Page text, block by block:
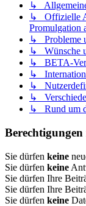
↳
↳ Offizielle
Promulgation
↳ Probleme
↳ Wünsche
↳ BETA-
↳
↳
↳
↳ Rund um
Sie dürfen keine
Sie dürfen keine
Sie dürfen Ihre
Sie dürfen Ihre
Sie dürfen keine